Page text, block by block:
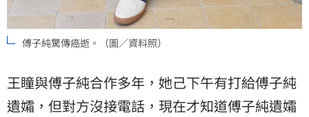
傅子純驚傳癌逝。（圖／資料照）
王瞳與傅子純合作多年，她己下午有打給傅子純
遺孀，但對方沒接電話，現在才知道傅子純遺孀